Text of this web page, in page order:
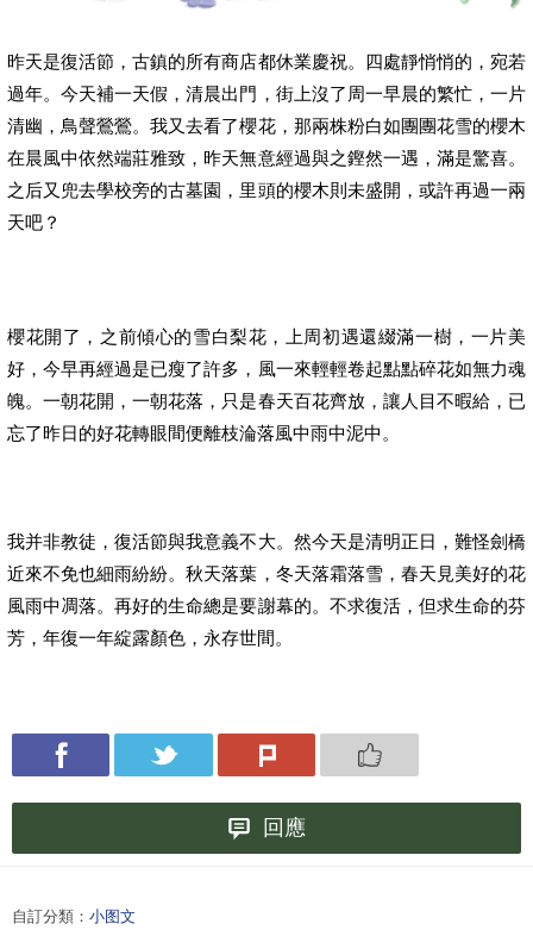
昨天是復活節，古鎮的所有商店都休業慶祝。四處靜悄悄的，宛若
過年。今天補一天假，清晨出門，街上沒了周一早晨的繁忙，一片
清幽，鳥聲鶯鶯。我又去看了櫻花，那兩株粉白如團團花雪的櫻木
在晨風中依然端莊雅致，昨天無意經過與之鏗然一遇，滿是驚喜。
之后又兜去學校旁的古墓園，里頭的櫻木則未盛開，或許再過一兩
天吧？
櫻花開了，之前傾心的雪白梨花，上周初遇還綴滿一樹，一片美
好，今早再經過是已瘦了許多，風一來輕輕卷起點點碎花如無力魂
魄。一朝花開，一朝花落，只是春天百花齊放，讓人目不暇給，已
忘了昨日的好花轉眼間便離枝淪落風中雨中泥中。
我并非教徒，復活節與我意義不大。然今天是清明正日，難怪劍橋
近來不免也細雨紛紛。秋天落葉，冬天落霜落雪，春天見美好的花
風雨中凋落。再好的生命總是要謝幕的。不求復活，但求生命的芬
芳，年復一年綻露顏色，永存世間。
回應
自訂分類： 小图文